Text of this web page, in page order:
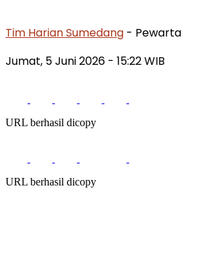
Tim Harian Sumedang - Pewarta
Jumat, 5 Juni 2026 - 15:22 WIB
URL berhasil dicopy
URL berhasil dicopy